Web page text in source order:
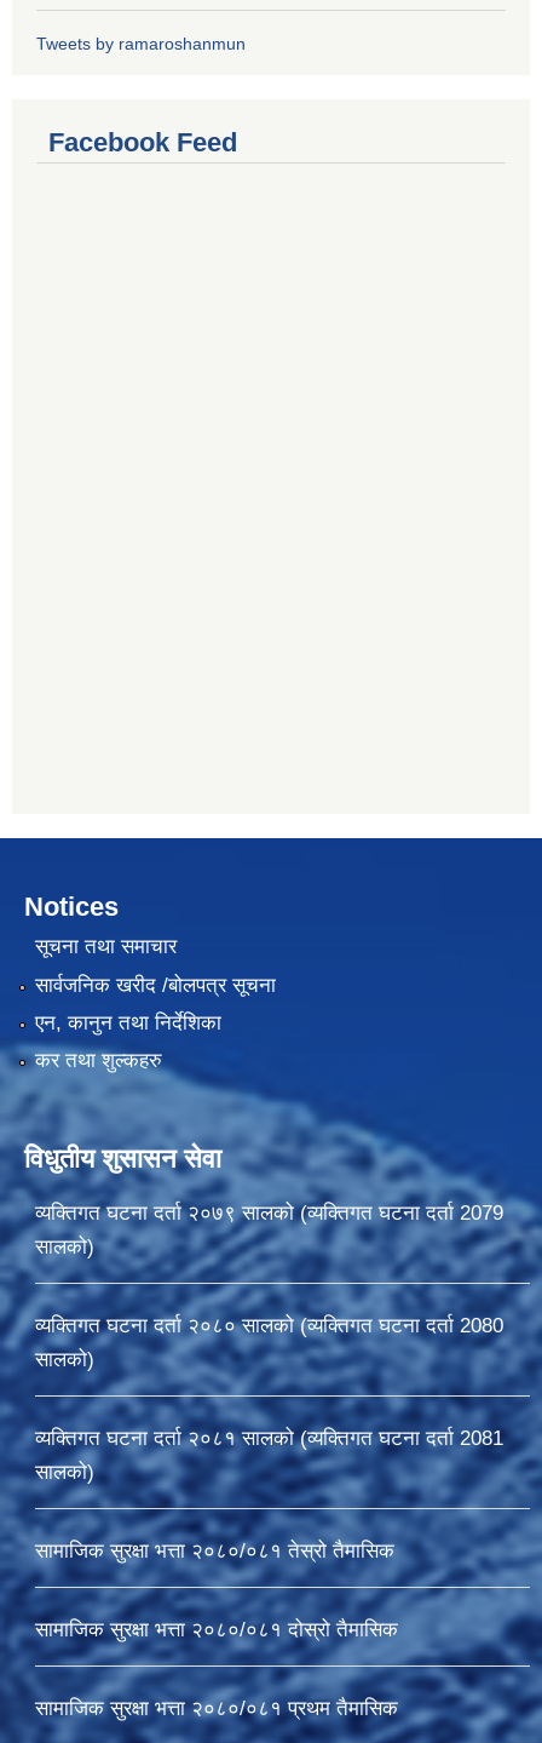
Tweets by ramaroshanmun
Facebook Feed
Notices
सूचना तथा समाचार
सार्वजनिक खरीद /बोलपत्र सूचना
एन, कानुन तथा निर्देशिका
कर तथा शुल्कहरु
विधुतीय शुसासन सेवा
व्यक्तिगत घटना दर्ता २०७९ सालको (व्यक्तिगत घटना दर्ता 2079
सालको)
व्यक्तिगत घटना दर्ता २०८० सालको (व्यक्तिगत घटना दर्ता 2080
सालको)
व्यक्तिगत घटना दर्ता २०८१ सालको (व्यक्तिगत घटना दर्ता 2081
सालको)
सामाजिक सुरक्षा भत्ता २०८०/०८१ तेस्रो तैमासिक
सामाजिक सुरक्षा भत्ता २०८०/०८१ दोस्रो तैमासिक
सामाजिक सुरक्षा भत्ता २०८०/०८१ प्रथम तैमासिक